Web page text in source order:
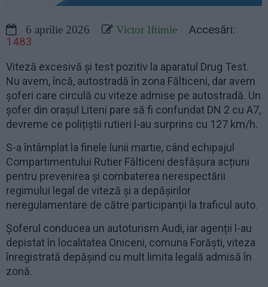
6 aprilie 2026 Victor Iftimie
Accesări:
1483
Viteză excesivă și test pozitiv la aparatul Drug Test.
Nu avem, încă, autostradă în zona Fălticeni, dar avem
șoferi care circulă cu viteze admise pe autostradă. Un
șofer din orașul Liteni pare să fi confundat DN 2 cu A7,
devreme ce polițiștii rutieri l-au surprins cu 127 km/h.
S-a întâmplat la finele lunii martie, când echipajul
Compartimentului Rutier Fălticeni desfășura acțiuni
pentru prevenirea şi combaterea nerespectării
regimului legal de viteză şi a depăşirilor
neregulamentare de către participanţii la traficul auto.
Șoferul conducea un autoturism Audi, iar agenții l-au
depistat în localitatea Oniceni, comuna Forăști, viteza
înregistrată depășind cu mult limita legală admisă în
zonă.